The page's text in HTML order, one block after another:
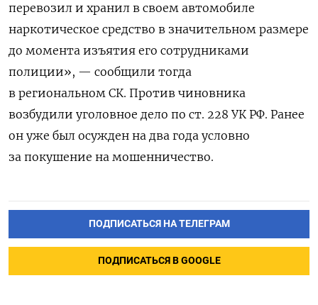
перевозил и хранил в своем автомобиле
наркотическое средство в значительном размере
до момента изъятия его сотрудниками
полиции», — сообщили тогда
в региональном СК. Против чиновника
возбудили уголовное дело по ст. 228 УК РФ. Ранее
он уже был осужден на два года условно
за покушение на мошенничество.
ПОДПИСАТЬСЯ НА ТЕЛЕГРАМ
ПОДПИСАТЬСЯ В GOOGLE